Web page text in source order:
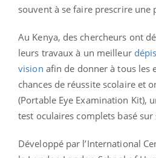
souvent à se faire prescrire une
Au Kenya, des chercheurs ont
leurs travaux à un meilleur
vision afin de donner à tous les
chances de réussite scolaire et
(Portable Eye Examination Kit),
test oculaires complets basé
Développé par l’International